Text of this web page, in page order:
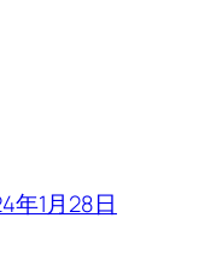
年1月28日